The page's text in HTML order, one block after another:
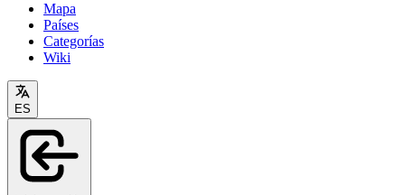
Mapa
Países
Categorías
Wiki
ES